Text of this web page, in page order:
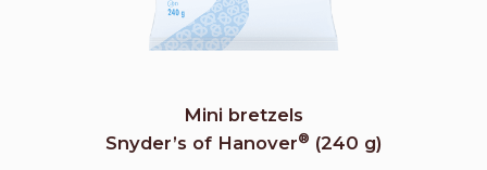
Mini bretzels
Snyder’s of Hanover® (240 g)